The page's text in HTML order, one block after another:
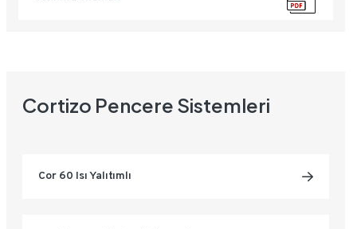
Cortizo Pencere Sistemleri
Cor 60 Isı Yalıtımlı